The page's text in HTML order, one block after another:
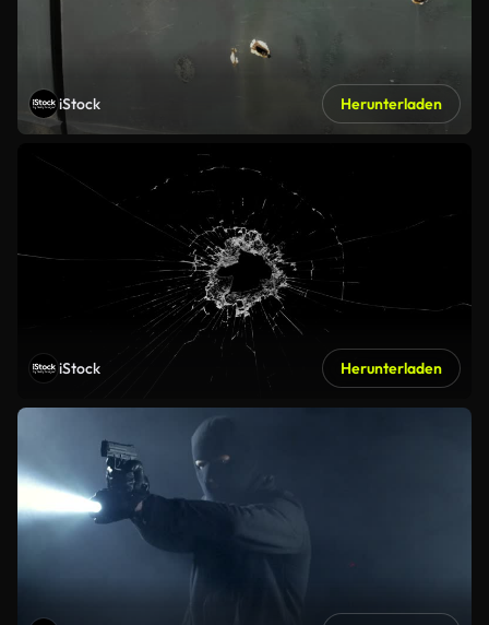
iStock Herunterladen
iStock Herunterladen